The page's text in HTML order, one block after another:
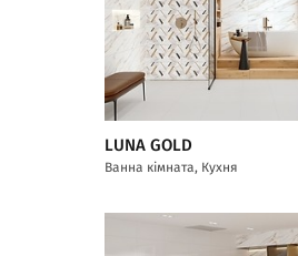
LUNA GOLD
Ванна кімната, Кухня